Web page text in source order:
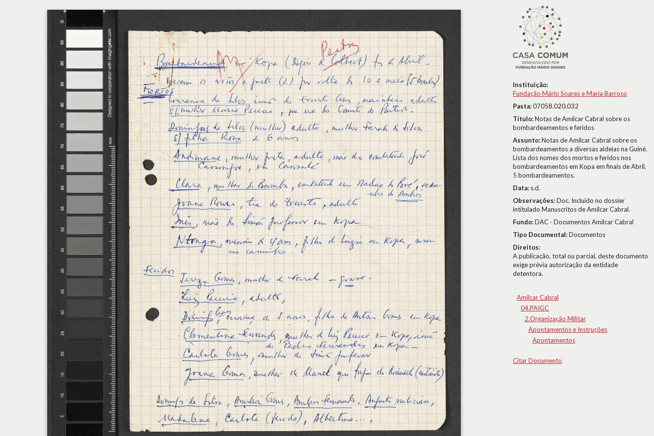
Instituição:
Fundação Mário Soares e Maria Barroso
Pasta:07058.020.032
Título:Notas de Amílcar Cabral sobre os
bombardeamentos e feridos
Assunto:Notas de Amílcar Cabral sobre os
bombardeamentos a diversas aldeias na Guiné.
Lista dos nomes dos mortos e feridos nos
bombardeamentos em Kopa em finais de Abril.
5 bombardeamentos.
Data: s.d.
Observações:Doc. Incluído no dossier
intitulado Manuscritos de Amílcar Cabral.
Fundo:DAC - Documentos Amílcar Cabral
Tipo Documental:Documentos
Direitos:
A publicação, total ou parcial, deste documento
exige prévia autorização da entidade
detentora.
Amílcar Cabral
04.PAIGC
2.Organização Militar
Apontamentos e Instruções
Apontamentos
Citar Documento